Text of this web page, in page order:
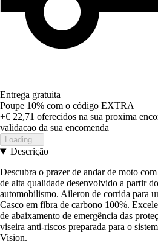
Entrega gratuita
Poupe 10% com o código EXTRA
+€ 22,71 oferecidos na sua proxima
validacao da sua encomenda
Loading...
Descrição
Descubra o prazer de andar de moto
de alta qualidade desenvolvido a partir
automobilismo. Aileron de corrida para
Casco em fibra de carbono 100%.
de abaixamento de emergência das
viseira anti-riscos preparada para o
Vision.